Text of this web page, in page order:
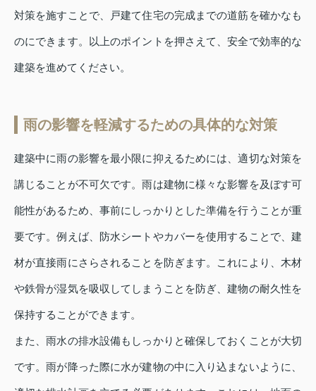
対策を施すことで、戸建て住宅の完成までの道筋を確かなも
のにできます。以上のポイントを押さえて、安全で効率的な
建築を進めてください。
雨の影響を軽減するための具体的な対策
建築中に雨の影響を最小限に抑えるためには、適切な対策を
講じることが不可欠です。雨は建物に様々な影響を及ぼす可
能性があるため、事前にしっかりとした準備を行うことが重
要です。例えば、防水シートやカバーを使用することで、建
材が直接雨にさらされることを防ぎます。これにより、木材
や鉄骨が湿気を吸収してしまうことを防ぎ、建物の耐久性を
保持することができます。
また、雨水の排水設備もしっかりと確保しておくことが大切
です。雨が降った際に水が建物の中に入り込まないように、